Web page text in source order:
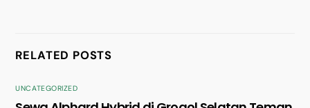
RELATED POSTS
UNCATEGORIZED